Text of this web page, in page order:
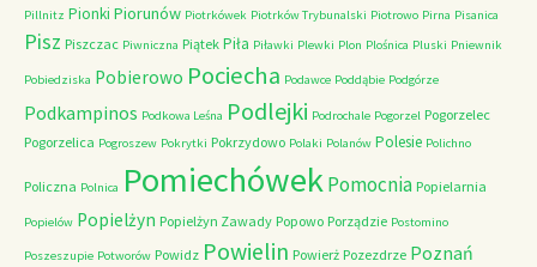
Pillnitz Pionki Piorunów Piotrkówek Piotrków Trybunalski Piotrowo Pirna Pisanica
Pisz Piszczac Piwniczna Piątek Piła Piławki Plewki Plon Plośnica Pluski Pniewnik
Pobiedziska Pobierowo Pociecha Podawce Poddąbie Podgórze
Podkampinos Podkowa Leśna Podlejki Podrochale Pogorzel Pogorzelec
Pogorzelica Pogroszew Pokrytki Pokrzydowo Polaki Polanów Polesie Polichno
Policzna Polnica PomiechówekPomocnia Popielarnia
Popielów Popielżyn Popielżyn Zawady Popowo Porządzie Postomino
Poszeszupie Potworów Powidz Powielin Powierż Pozezdrze Poznań